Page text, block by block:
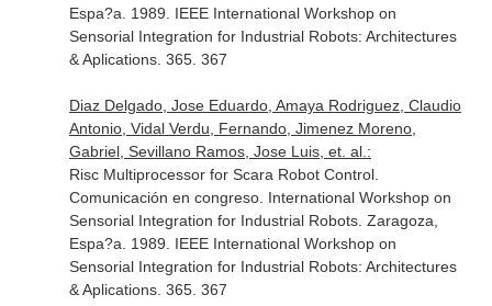
Espa?a. 1989. IEEE International Workshop on
Sensorial Integration for Industrial Robots: Architectures
& Aplications. 365. 367
Diaz Delgado, Jose Eduardo, Amaya Rodriguez, Claudio
Antonio, Vidal Verdu, Fernando, Jimenez Moreno,
Gabriel, Sevillano Ramos, Jose Luis, et. al.:
Risc Multiprocessor for Scara Robot Control.
Comunicación en congreso. International Workshop on
Sensorial Integration for Industrial Robots. Zaragoza,
Espa?a. 1989. IEEE International Workshop on
Sensorial Integration for Industrial Robots: Architectures
& Aplications. 365. 367